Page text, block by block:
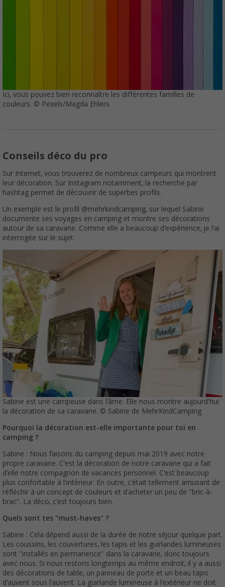
Ici, vous pouvez bien reconnaître les différentes familles de
couleurs. © Pexels/Magda Ehlers
Conseils déco du pro
Sur Internet, vous trouverez de nombreux campeurs qui montrent
leur décoration. Sur Instagram notamment, la recherche par
hashtag permet de découvrir de superbes profils.
Un exemple est le profil @mehrkindcamping, sur lequel Sabine
documente ses voyages en camping et montre ses décorations
autour de sa caravane. Comme elle a beaucoup d'expérience, je l'ai
interrogée sur le sujet.
Sabine est une campeuse dans l'âme. Elle nous montre aujourd'hui
la décoration de sa caravane. © Sabine de MehrKindCamping
Pourquoi la décoration est-elle importante pour toi en
camping ?
Sabine : Nous faisons du camping depuis mai 2019 avec notre
propre caravane. C'est la décoration de notre caravane qui a fait
d'elle notre compagnon de vacances personnel. C'est beaucoup
plus confortable à l'intérieur. En outre, c'était tellement amusant de
réfléchir à un concept de couleurs et d'acheter un peu de "bric-à-
brac". La déco, c'est toujours bien.
Quels sont tes "must-haves" ?
Sabine : Cela dépend aussi de la durée de notre séjour quelque part.
Les coussins, les couvertures, les tapis et les guirlandes lumineuses
sont "installés en permanence" dans la caravane, donc toujours
avec nous. Si nous restons longtemps au même endroit, il y a aussi
des décorations de table, un panneau de porte et un beau tapis
d'auvent sous l'auvent. La guirlande lumineuse à l'extérieur ne doit